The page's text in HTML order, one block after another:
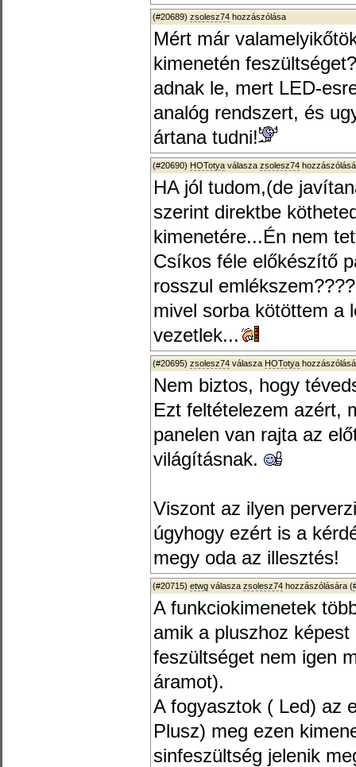
(#20689) zsolesz74 hozzászólása
Mért már
kimenetén
adnak le, mert LED-
analóg rendszert, és
ártana tudni!
(#20690) HOTotya válasza zsolesz74
HA jól tudom,(de
szerint direktbe
kimenetére...Én nem
Csíkos féle előkészítő
rosszul
mivel sorba kötöttem a
vezetlek...
(#20695) zsolesz74 válasza HOTotya
Nem biztos, hogy
Ezt feltételezem azért,
panelen van rajta az
világításnak.
Viszont az ilyen
úgyhogy ezért is a
megy oda az illesztés!
(#20715) etwg válasza zsolesz74 hozzászólására (
A funkciokimenetek
amik a pluszhoz
feszültséget nem igen
áramot).
A fogyasztok ( Led) az
Plusz) meg ezen
sinfeszültség jelenik